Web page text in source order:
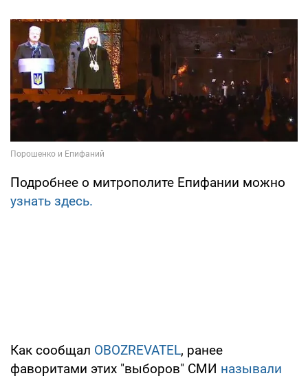
Подробнее о митрополите Епифании можно
узнать здесь.
Как сообщал OBOZREVATEL, ранее
фаворитами этих "выборов" СМИ называли